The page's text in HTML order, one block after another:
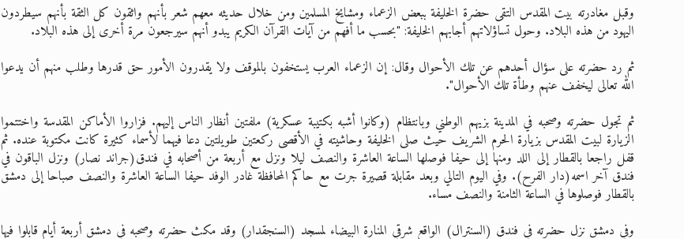
وقبل مغادرته بيت المقدس التقى حضرة الخليفة ببعض الزعماء ومشايخ المسلمين ومن خلال حديثه معهم شعر بأنهم واثقون كل الثقة بأنهم سيطردون
اليهود من هذه البلاد. وحول تساؤلاتهم أجابهم الخليفة: "بحسب ما أفهم من آيات القرآن الكريم يبدو أنهم سيرجعون مرة أخرى إلى هذه البلاد.
ثم رد حضرته على سؤال أحدهم عن تلك الأحوال وقال: إن الزعماء العرب يستخفون بالموقف ولا يقدرون الأمور حق قدرها وطلب منهم أن يدعوا
الله تعالى ليخفف عنهم وطأة تلك الأحوال".
ثم تجول حضرته وصحبه في المدينة بزيهم الوطني وبانتظام (وكانوا أشبه بكتيبة عسكرية) ملفتين أنظار الناس إليهم. فزاروا الأماكن المقدسة واختتموا
الزيارة لبيت المقدس بزيارة الحرم الشريف حيث صلى الخليفة وحاشيته في الأقصى ركعتين طويلتين دعا فيهما لأسماء كثيرة كانت مكتوبة عنده. ثم
قفل راجعا بالقطار إلى اللد ومنها إلى حيفا فوصلها الساعة العاشرة والنصف ليلا ونزل مع أربعة من أصحابه في فندق(جراند نصار) ونزل الباقون في
فندق آخر اسمه(دار الفرح). وفي اليوم التالي وبعد مقابلة قصيرة جرت مع حاكم المحافظة غادر الوفد حيفا الساعة العاشرة والنصف صباحا إلى دمشق
بالقطار فوصلوها في الساعة الثامنة والنصف مساء.
وفي دمشق نزل حضرته في فندق (السنترال) الواقع شرقي المنارة البيضاء لمسجد (السنجقدار) وقد مكث حضرته وصحبه في دمشق أربعة أيام قابلوا فيها